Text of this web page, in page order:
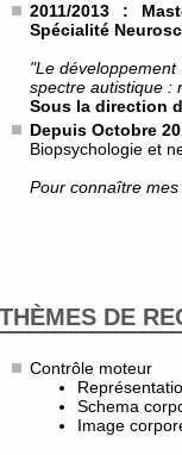
2011/2013 :
Spécialité
"Le développement
spectre autistique :
Sous la direction
Depuis Octobre
Biopsychologie et
Pour connaître mes
THÈMES DE
Contrôle moteur
Schema
Image